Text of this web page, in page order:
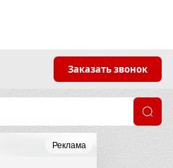
Заказать звонок
Реклама